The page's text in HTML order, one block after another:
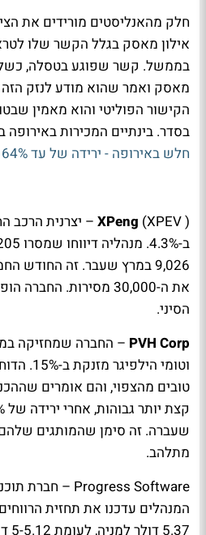
חלק מהאנליסטים מורידים את
אילון מאסק בגלל הקשר שלו
בממשל. קשר שפוגע בטסלה,
מאסק ואמר שהוא מודע לנזק
הקישור הפוליטי והוא מאמין
בסדר. בינתיים המכירות באירופה
חלש באירופה - ירידה של עד 64% במכירות
XPeng (XPEV
) – יצרנית
9,026 במרץ שעבר. זה החודש
את ה-30,000 מסירות.
הסיני.
PVH Corp – החברה שמחזיקה
וטומי
טובים מהצפוי, והם אומרים
שעברה. זה סימן שהמותגים שלהם
מתלהב.